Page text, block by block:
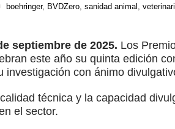
boehringer, BVDZero,sanidad animal ,
septiembre de 2025. Los
este año su quinta edición
investigación con ánimo
técnica y la capacidad
el sector.